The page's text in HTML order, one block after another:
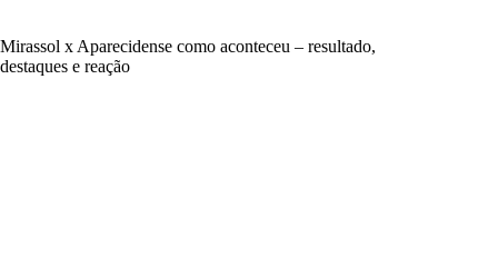
Mirassol x Aparecidense como aconteceu – resultado,
destaques e reação